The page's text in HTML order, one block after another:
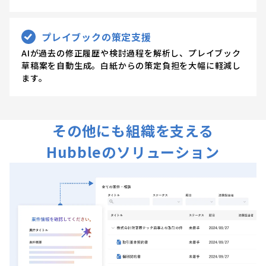
プレイブックの策定支援
AIが過去の修正履歴や検討過程を解析し、プレイブック
草稿案を自動生成。白紙からの策定負担を大幅に軽減し
ます。
その他にも組織を支える
Hubbleのソリューション